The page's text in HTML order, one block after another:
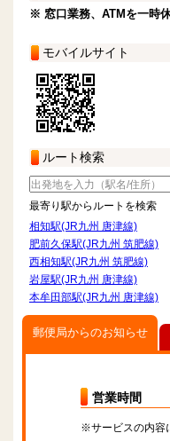
※ 窓口業務、ATMを一時
モバイルサイト
ルート検索
最寄り駅からルートを検索
相知駅(JR九州 唐津線)
肥前久保駅(JR九州 筑肥線)
西相知駅(JR九州 筑肥線)
岩屋駅(JR九州 唐津線)
本牟田部駅(JR九州 唐津線)
郵便局からのお知らせ
営業時間
※サービスの内容